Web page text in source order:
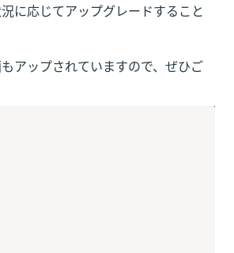
に応じてアップグレードすること
アップされていますので、ぜひご